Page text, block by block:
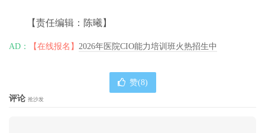
【责任编辑：陈曦】
AD： 【在线报名】 2026年医院CIO能力培训班火热招生中
赞(8)
评论 抢沙发